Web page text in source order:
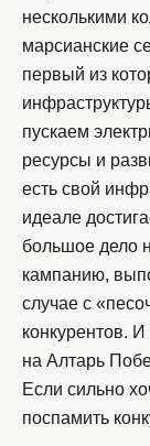
несколькими
марсианские
первый из
пускаем
ресурсы и
есть свой
идеале
большое дело
кампанию,
случае с
конкурентов. И
на Алтарь
Если сильно
поспамить